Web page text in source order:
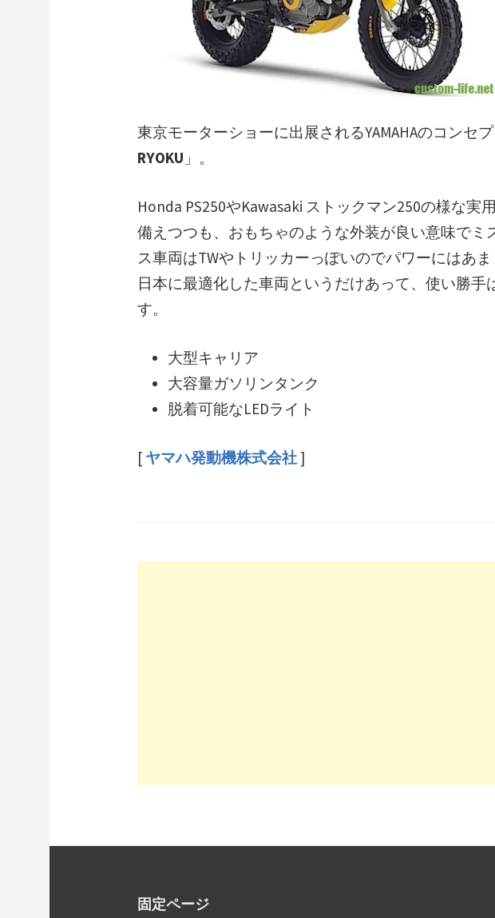
東京モーターショーに出展されるYAMAHAのコンセ
RYOKU 」。
Honda PS250やKawasaki ストックマン250の様な実
備えつつも、おもちゃのような外装が良い意味でミ
ス車両はTWやトリッカーっぽいのでパワーにはあま
日本に最適化した車両というだけあって、使い勝手
す。
大型キャリア
大容量ガソリンタンク
脱着可能なLEDライト
[ ヤマハ発動機株式会社]
固定ページ